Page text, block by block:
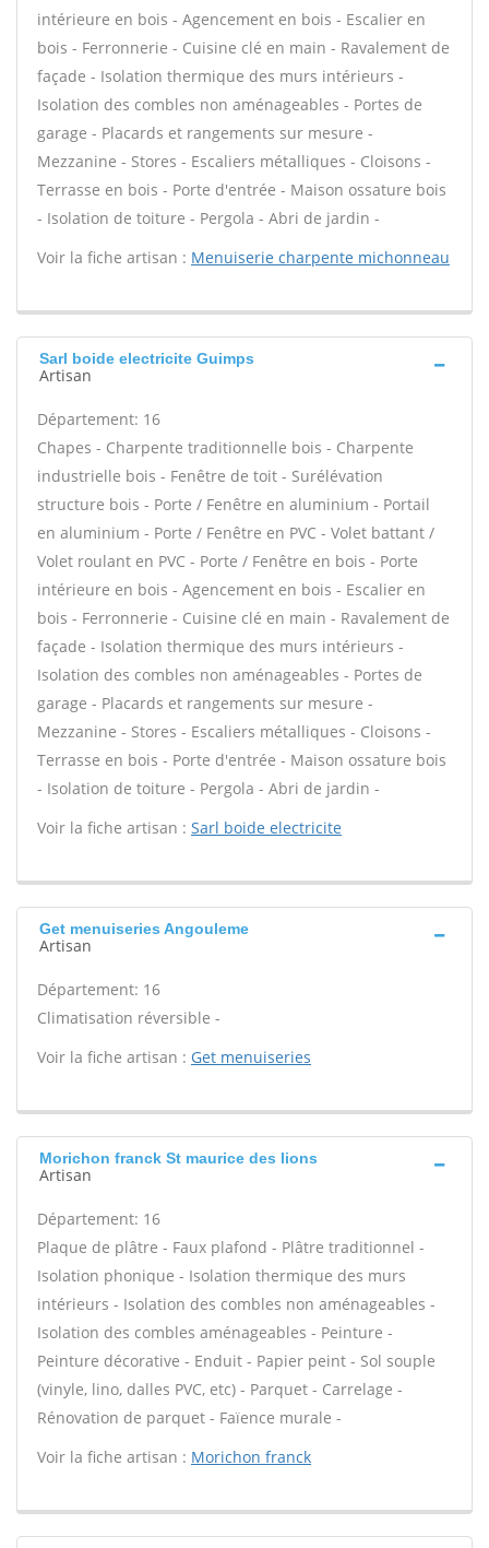
intérieure en bois - Agencement en bois - Escalier en
bois - Ferronnerie - Cuisine clé en main - Ravalement de
façade - Isolation thermique des murs intérieurs -
Isolation des combles non aménageables - Portes de
garage - Placards et rangements sur mesure -
Mezzanine - Stores - Escaliers métalliques - Cloisons -
Terrasse en bois - Porte d'entrée - Maison ossature bois
- Isolation de toiture - Pergola - Abri de jardin -
Voir la fiche artisan : Menuiserie charpente michonneau
Sarl boide electricite Guimps
Artisan
Département: 16
Chapes - Charpente traditionnelle bois - Charpente
industrielle bois - Fenêtre de toit - Surélévation
structure bois - Porte / Fenêtre en aluminium - Portail
en aluminium - Porte / Fenêtre en PVC - Volet battant /
Volet roulant en PVC - Porte / Fenêtre en bois - Porte
intérieure en bois - Agencement en bois - Escalier en
bois - Ferronnerie - Cuisine clé en main - Ravalement de
façade - Isolation thermique des murs intérieurs -
Isolation des combles non aménageables - Portes de
garage - Placards et rangements sur mesure -
Mezzanine - Stores - Escaliers métalliques - Cloisons -
Terrasse en bois - Porte d'entrée - Maison ossature bois
- Isolation de toiture - Pergola - Abri de jardin -
Voir la fiche artisan : Sarl boide electricite
Get menuiseries Angouleme
Artisan
Département: 16
Climatisation réversible -
Voir la fiche artisan : Get menuiseries
Morichon franck St maurice des lions
Artisan
Département: 16
Plaque de plâtre - Faux plafond - Plâtre traditionnel -
Isolation phonique - Isolation thermique des murs
intérieurs - Isolation des combles non aménageables -
Isolation des combles aménageables - Peinture -
Peinture décorative - Enduit - Papier peint - Sol souple
(vinyle, lino, dalles PVC, etc) - Parquet - Carrelage -
Rénovation de parquet - Faïence murale -
Voir la fiche artisan : Morichon franck